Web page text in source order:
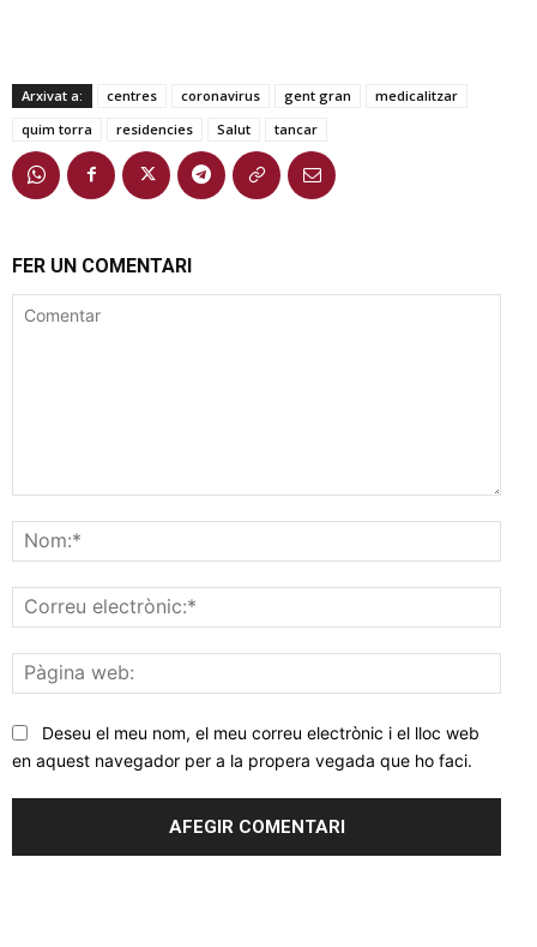
Arxivat a: centres coronavirus gent gran
medicalitzar
quim torra
residencies Salut tancar
FER UN COMENTARI
web:
Deseu el meu nom, el meu correu electrònic i el lloc web
en aquest navegador per a la propera vegada que ho faci.